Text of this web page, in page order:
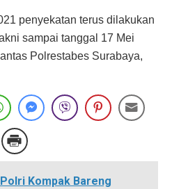
penyekatan terus dilakukan
sampai tanggal 17 Mei
Polrestabes Surabaya,
Kompak Bareng